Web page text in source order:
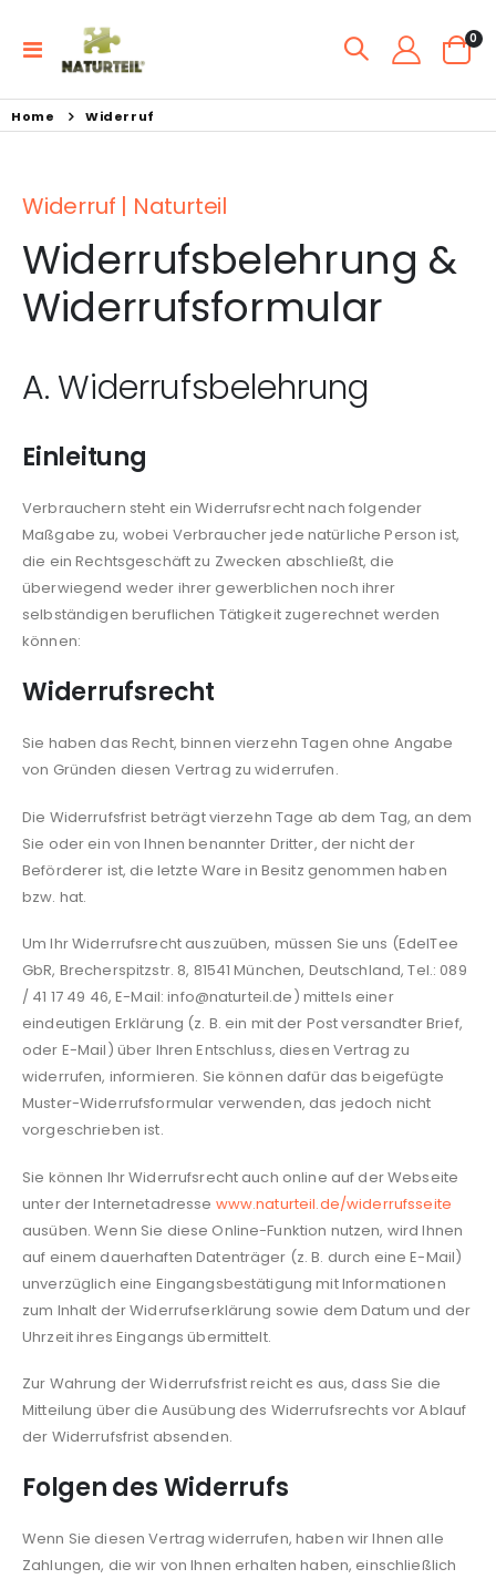
Navigation
umschalten
0
Home Widerruf
Widerruf | Naturteil
Widerrufsbelehrung &
Widerrufsformular
A. Widerrufsbelehrung
Einleitung
Verbrauchern steht ein Widerrufsrecht nach folgender
Maßgabe zu, wobei Verbraucher jede natürliche Person ist,
die ein Rechtsgeschäft zu Zwecken abschließt, die
überwiegend weder ihrer gewerblichen noch ihrer
selbständigen beruflichen Tätigkeit zugerechnet werden
können:
Widerrufsrecht
Sie haben das Recht, binnen vierzehn Tagen ohne Angabe
von Gründen diesen Vertrag zu widerrufen.
Die Widerrufsfrist beträgt vierzehn Tage ab dem Tag, an dem
Sie oder ein von Ihnen benannter Dritter, der nicht der
Beförderer ist, die letzte Ware in Besitz genommen haben
bzw. hat.
Um Ihr Widerrufsrecht auszuüben, müssen Sie uns (EdelTee
GbR, Brecherspitzstr. 8, 81541 München, Deutschland, Tel.: 089
/ 41 17 49 46, E-Mail: info@naturteil.de) mittels einer
eindeutigen Erklärung (z. B. ein mit der Post versandter Brief,
oder E-Mail) über Ihren Entschluss, diesen Vertrag zu
widerrufen, informieren. Sie können dafür das beigefügte
Muster-Widerrufsformular verwenden, das jedoch nicht
vorgeschrieben ist.
Sie können Ihr Widerrufsrecht auch online auf der Webseite
unter der Internetadresse www.naturteil.de/widerrufsseite
ausüben. Wenn Sie diese Online-Funktion nutzen, wird Ihnen
auf einem dauerhaften Datenträger (z. B. durch eine E-Mail)
unverzüglich eine Eingangsbestätigung mit Informationen
zum Inhalt der Widerrufserklärung sowie dem Datum und der
Uhrzeit ihres Eingangs übermittelt.
Zur Wahrung der Widerrufsfrist reicht es aus, dass Sie die
Mitteilung über die Ausübung des Widerrufsrechts vor Ablauf
der Widerrufsfrist absenden.
Folgen des Widerrufs
Wenn Sie diesen Vertrag widerrufen, haben wir Ihnen alle
Zahlungen, die wir von Ihnen erhalten haben, einschließlich